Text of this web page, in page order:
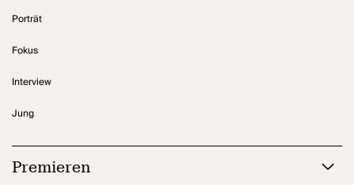
Porträt
Fokus
Interview
Jung
Premieren